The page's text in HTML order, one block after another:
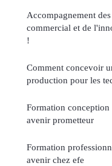
Accompagnement
commercial et de
!
Comment concevoir
production pour les
Formation
avenir prometteur
Formation
avenir chez efe